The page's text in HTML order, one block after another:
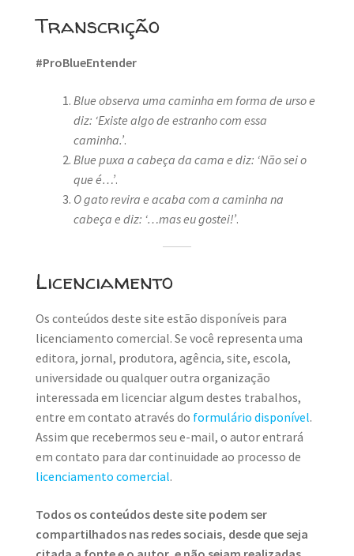
Transcrição
#ProBlueEntender
Blue observa uma caminha em forma de urso e
diz: ‘Existe algo de estranho com essa
caminha.’.
Blue puxa a cabeça da cama e diz: ‘Não sei o
que é…’.
O gato revira e acaba com a caminha na
cabeça e diz: ‘…mas eu gostei!’.
Licenciamento
Os conteúdos deste site estão disponíveis para
licenciamento comercial. Se você representa uma
editora, jornal, produtora, agência, site, escola,
universidade ou qualquer outra organização
interessada em licenciar algum destes trabalhos,
entre em contato através do formulário disponível.
Assim que recebermos seu e-mail, o autor entrará
em contato para dar continuidade ao processo de
licenciamento comercial.
Todos os conteúdos deste site podem ser
compartilhados nas redes sociais, desde que seja